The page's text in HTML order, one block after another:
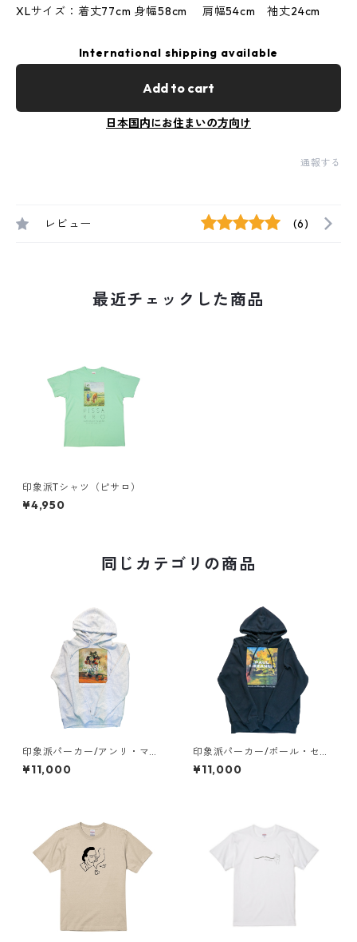
XLサイズ：着丈77cm 身幅58cm 肩幅54cm 袖丈24cm
International shipping available
Add to cart
日本国内にお住まいの方向け
通報する
レビュー (6)
最近チェックした商品
印象派Tシャツ（ピサロ）
¥4,950
同じカテゴリの商品
印象派パーカー/アンリ・マテ
ィス《ベル＝イルの花束》
¥11,000
印象派パーカー/ポール・セザ
ンヌ《林間の空き地》
¥11,000